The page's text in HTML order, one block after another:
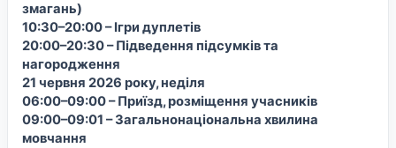
змагань)
10:30–20:00 – Ігри дуплетів
20:00–20:30 – Підведення підсумків та
нагородження
21 червня 2026 року, неділя
06:00–09:00 – Приїзд, розміщення учасників
09:00–09:01 – Загальнонаціональна хвилина
мовчання